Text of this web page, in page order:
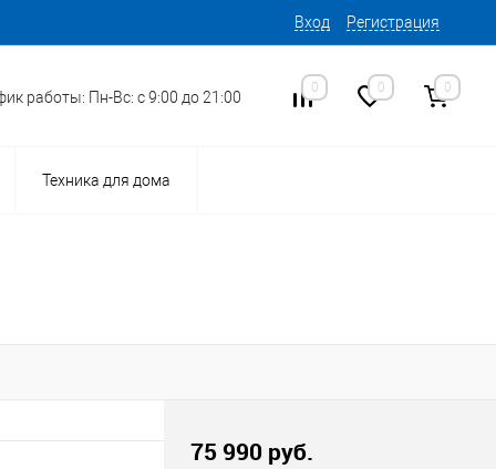
Вход Регистрация
работы: Пн-Вс: с 9:00 до 21:00
0 0 0
Техника для дома
75 990 руб.